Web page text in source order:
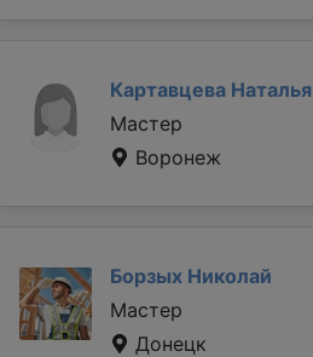
Картавцева Наталья
Мастер
Воронеж
Борзых Николай
Мастер
Донецк